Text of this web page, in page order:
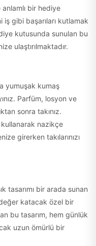
bir hediye
gibi başarıları kutlamak
kutusunda sunulan bu
ulaştırılmaktadır.
yumuşak kumaş
Parfüm, losyon ve
sonra takınız.
nazikçe
girerken takılarınızı
tasarımı bir arada sunan
katacak özel bir
bu tasarım, hem günlük
uzun ömürlü bir